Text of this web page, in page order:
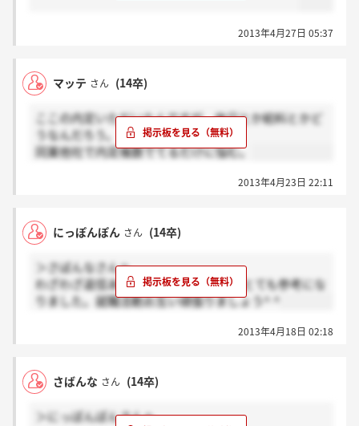
2013年4月27日 05:37
マッテ さん (14卒)
ここの内定いただいたんですが、休日とか給料とかど
うなんだろう。
同業他社で内定複数でてるだけに悩む。
2013年4月23日 22:11
にっぽんぽん さん (14卒)
＞さばんなさんへ
わざわざ返信ありがとうございます！ とても参考にな
りました。就職活動お互い頑張りましょう^ ^
2013年4月18日 02:18
さばんな さん (14卒)
＞にっぽんぽんさんへ